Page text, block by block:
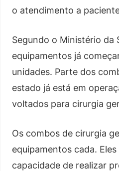
o atendimento a
Segundo o Ministério da
equipamentos já
unidades. Parte dos
estado já está em
voltados para cirurgia
Os combos de cirurgia
equipamentos cada. Eles
capacidade de realizar